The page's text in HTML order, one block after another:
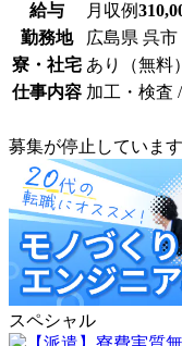
給与 月収例
勤務地
広島県 呉市
寮・社宅 あり（無料）
仕事内容 加工・検査
募集が停止しています
スペシャル